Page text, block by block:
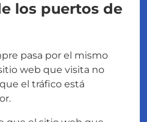
los puertos de
pasa por el mismo
web que visita no
el tráfico está